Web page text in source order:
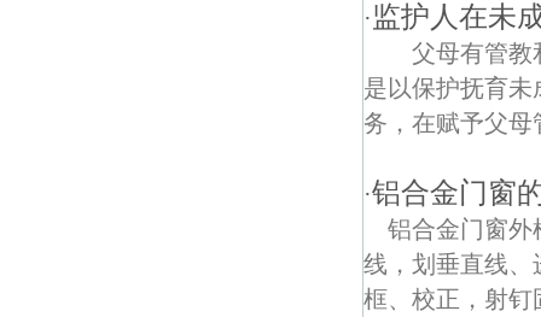
·监护人在未
父母有管教
是以保护抚育
务，在赋予父母
·铝合金门窗
铝合金门窗外
线，划垂直线、
框、校正，射钉